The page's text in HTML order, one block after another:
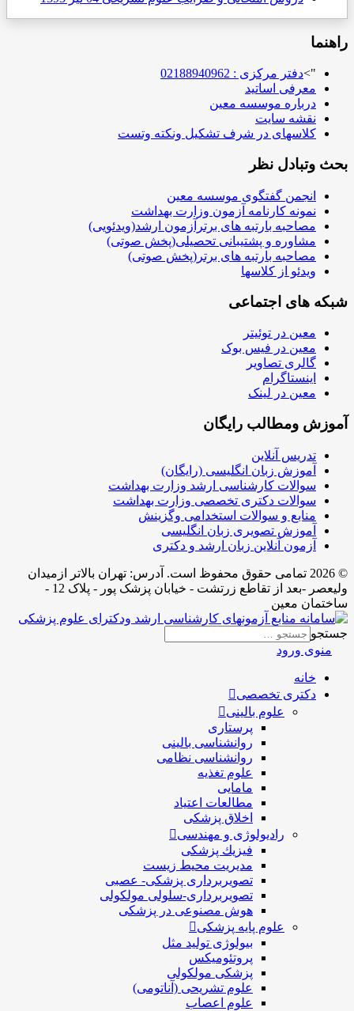
راهنما
">دفتر مرکزی : 02188940962
معرفی اساتید
درباره موسسه معین
نقشه سایت
کلاسهای در شرف تشکیل ونکته وتست
بحث وتبادل نظر
انجمن گفتگوی موسسه معین
نمونه کارنامه آزمون وزارت بهداشت
مصاحبه بارتبه های برترآزمون ارشد(ویدئویی)
مشاوره و پشتیبانی تحصیلی(پخش صوتی)
مصاحبه بارتبه های برتر(پخش صوتی)
ویدئو از کلاسها
شبکه های اجتماعی
معین در توئیتر
معین در فیس بوک
گالری تصاویر
اینستاگرام
معین در لینک
آموزش ومطالب رایگان
تدریس آنلاین
آموزش زبان انگلیسی (رایگان)
سوالات کارشناسی ارشد وزارت بهداشت
سوالات دکتری تخصصی وزارت بهداشت
منابع و سوالات استخدامی وگزینش
آموزش تصویری زبان انگلیسی
آزمون آنلاین زبان ارشد و دکتری
© 2026 تمامی حقوق محفوظ است. آدرس:‌ تهران بالاتر ازمیدان
ولیعصر -بعد از تقاطع زرتشت - خیابان پزشک پور - پلاک 12 -
ساختمان معین
جستجو
منوی ورود
خانه
دکتری تخصصی
علوم بالینی
پرستاری
روانشناسی بالینی
روانشناسی نظامی
علوم تغذیه
مامایی
مطالعات اعتیاد
اخلاق پزشکی
رادیولوژی و مهندسی
فيزيك پزشکی
مدیریت محیط زیست
تصویربرداری پزشکی- عصبی
تصویربرداری-سلولی مولکولی
هوش مصنوعی در پزشکی
علوم پایه پزشکی
بیولوژی تولید مثل
پروتئومیکس
پزشکی مولکولی
علوم تشریحی (آناتومی)
علوم اعصاب